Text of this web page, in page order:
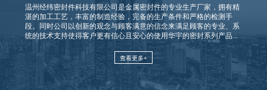
温州经纬密封件科技有限公司是金属密封件的专业生产厂家，拥有精
湛的加工工艺，丰富的制造经验，完备的生产条件和严格的检测手
段。同时公司以创新的观念与顾客满意的信念来满足顾客的专业、系
统的技术支持使得客户更有信心且安心的使用华宇的密封系列产品...
查看更多+